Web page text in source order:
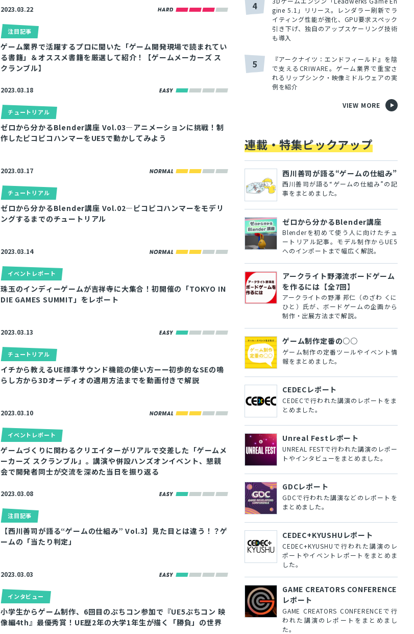
2023.03.22
注目記事
ゲーム業界で活躍するプロに聞いた「ゲーム開発現場で読まれてい
る書籍」＆オススメ書籍を厳選して紹介！【ゲームメーカーズ ス
クランブル】
2023.03.18
チュートリアル
ゼロから分かるBlender講座 Vol.03―アニメーションに挑戦！制
作したピコピコハンマーをUE5で動かしてみよう
2023.03.17
チュートリアル
ゼロから分かるBlender講座 Vol.02―ピコピコハンマーをモデリ
ングするまでのチュートリアル
2023.03.14
イベントレポート
珠玉のインディーゲームが吉祥寺に大集合！初開催の「TOKYO IN
DIE GAMES SUMMIT」をレポート
2023.03.13
チュートリアル
イチから教えるUE標準サウンド機能の使い方ーー初歩的なSEの鳴
らし方から3Dオーディオの適用方法までを動画付きで解説
2023.03.10
イベントレポート
ゲームづくりに関わるクリエイターがリアルで交差した「ゲームメ
ーカーズ スクランブル」。講演や併設ハンズオンイベント、懇親
会で開発者同士が交流を深めた当日を振り返る
2023.03.08
注目記事
【西川善司が語る“ゲームの仕組み” Vol.3】見た目とは違う！？ゲ
ームの「当たり判定」
2023.03.03
インタビュー
小学生からゲーム制作、6回目のぷちコン参加で『UE5ぷちコン 映
像編4th』最優秀賞！UE歴2年の大学1年生が描く「勝負」の世界
4
gine 5.1」リリース。レンダラー刷新でラ
イティング性能が強化、GPU要求スペック
引き下げ、独自のアップスケーリング技術
も導入
5
『アークナイツ：エンドフィールド』を陰
で支えるCRIWARE。ゲーム業界で重宝さ
れるリップシンク・映像ミドルウェアの実
例を紹介
VIEW MORE
連載・特集ピックアップ
西川善司が語る“ゲームの仕組み”
西川善司が語る“ゲームの仕組み”の記
事をまとめました。
ゼロから分かるBlender講座
Blenderを初めて使う人に向けたチュ
ートリアル記事。モデル制作からUE5
へのインポートまで幅広く解説。
アークライト野澤流ボードゲーム
を作るには【全7回】
アークライトの野澤 邦仁（のざわ くに
ひと）氏が、ボードゲームの企画から
制作・出展方法まで解説。
ゲーム制作定番の○○
ゲーム制作の定番ツールやイベント情
報をまとめました。
CEDECレポート
CEDECで行われた講演のレポートをま
とめました。
Unreal Festレポート
UNREAL FESTで行われた講演のレポー
トやインタビューをまとめました。
GDCレポート
GDCで行われた講演などのレポートを
まとめました。
CEDEC+KYUSHUレポート
CEDEC+KYUSHUで行われた講演のレ
ポートやイベントレポートをまとめま
した。
GAME CREATORS CONFERENCE
レポート
GAME CREATORS CONFERENCEで行
われた講演のレポートをまとめまし
た。
とじる